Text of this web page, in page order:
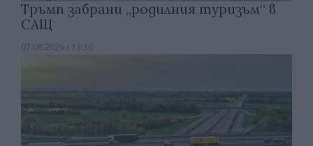
Тръмп забрани „родилния туризъм“ в
САЩ
07.08.2026 / 13:30